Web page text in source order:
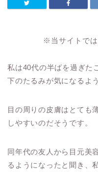
※当サイトで
私は40代の半ばを過ぎた
下のたるみが気になるよ
目の周りの皮膚はとても
しやすいのだそうです。
同年代の友人から目元美
るようになったと聞き、